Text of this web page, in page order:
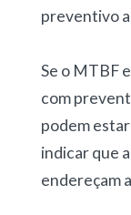
preventivo
Se o MTBF
com
podem
indicar que
endereçam